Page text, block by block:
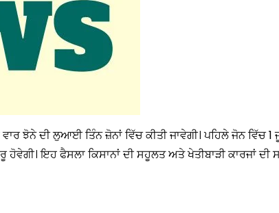
ਝੋਨੇ ਦੀ ਲੁਆਈ ਤਿੰਨ ਜ਼ੋਨਾਂ ਵਿੱਚ ਕੀਤੀ ਜਾਵੇਗੀ। ਪਹਿਲੇ ਜੋਨ ਵਿੱਚ
ਇਹ ਫੈਸਲਾ ਕਿਸਾਨਾਂ ਦੀ ਸਹੂਲਤ ਅਤੇ ਖੇਤੀਬਾੜੀ ਕਾਰਜਾਂ ਦੀ